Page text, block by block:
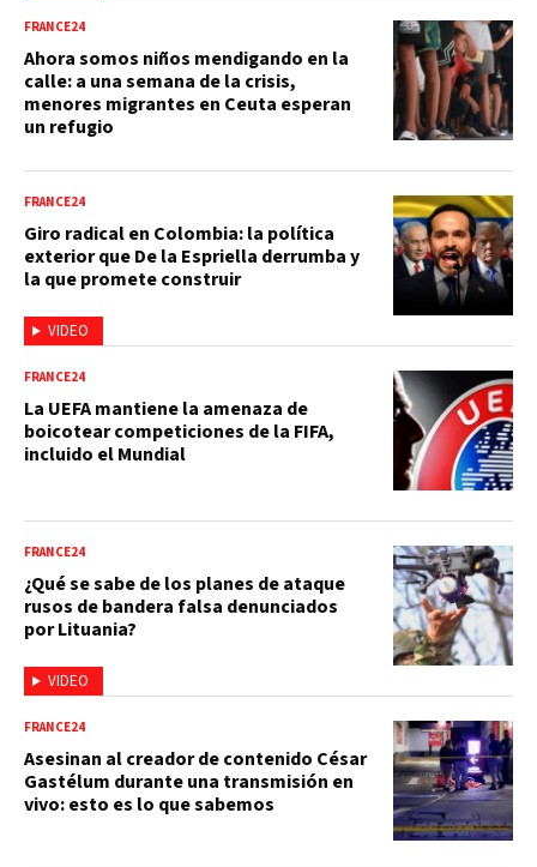
FRANCE24
Ahora somos niños mendigando en la
calle: a una semana de la crisis,
menores migrantes en Ceuta esperan
un refugio
VIDEO
FRANCE24
Giro radical en Colombia: la política
exterior que De la Espriella derrumba y
la que promete construir
FRANCE24
La UEFA mantiene la amenaza de
boicotear competiciones de la FIFA,
incluido el Mundial
VIDEO
FRANCE24
¿Qué se sabe de los planes de ataque
rusos de bandera falsa denunciados
por Lituania?
FRANCE24
Asesinan al creador de contenido César
Gastélum durante una transmisión en
vivo: esto es lo que sabemos